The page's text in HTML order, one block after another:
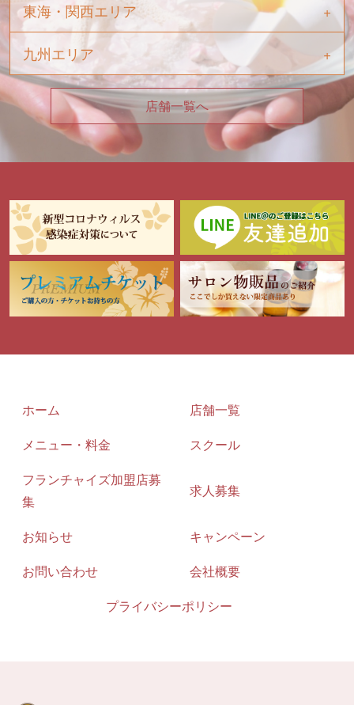
東海・関西エリア
九州エリア
店舗一覧へ
ホーム
店舗一覧
メニュー・料金
スクール
フランチャイズ加盟店募
集
求人募集
お知らせ
キャンペーン
お問い合わせ
会社概要
プライバシーポリシー